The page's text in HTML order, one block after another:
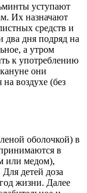
уступают
Их назначают
средств и
дня подряд на
а утром
к употреблению
они
воздухе (без
оболочкой) в
в
или медом),
детей доза
жизни. Далее